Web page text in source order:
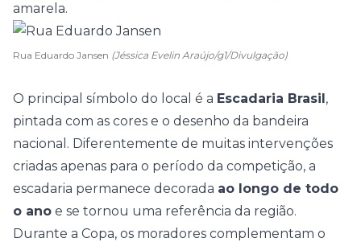
amarela.
Rua Eduardo Jansen (Jéssica Evelin Araújo/g1/Divulgação)
O principal símbolo do local é a Escadaria Brasil,
pintada com as cores e o desenho da bandeira
nacional. Diferentemente de muitas intervenções
criadas apenas para o período da competição, a
escadaria permanece decorada ao longo de todo
o ano e se tornou uma referência da região.
Durante a Copa, os moradores complementam o